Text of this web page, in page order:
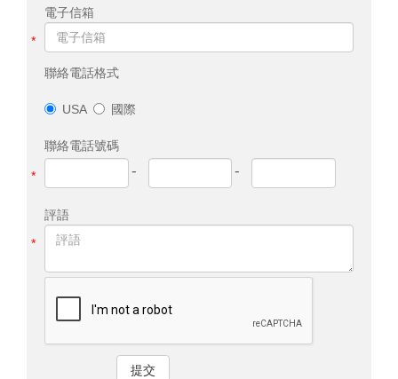
電子信箱
*
聯絡電話格式
USA 國際
聯絡電話號碼
* - -
評語
*
提交